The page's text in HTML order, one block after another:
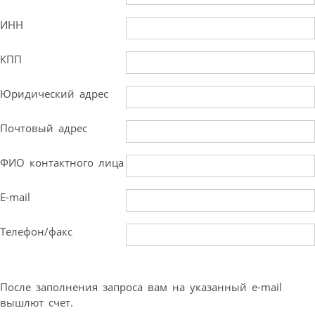
ИНН
КПП
Юридический адрес
Почтовый адрес
ФИО контактного лица
E-mail
Телефон/факс
После заполнения запроса вам на указанный e-mail
вышлют счет.